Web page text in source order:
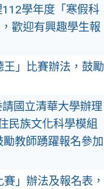
學年度「寒假科
歡迎有興趣學生報
」比賽辦法，鼓勵
國立清華大學辦理
民族文化科學模組
教師踴躍報名參加
」辦法及報名表，